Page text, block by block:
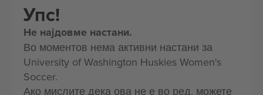
Упс!
Не најдовме настани.
Во моментов нема активни настани за
University of Washington Huskies Women's
Soccer.
Ако мислите дека ова не е во ред, можете